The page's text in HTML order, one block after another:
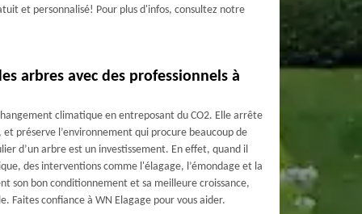
et personnalisé! Pour plus d'infos, consultez notre
arbres avec des professionnels à
climatique en entreposant du CO2. Elle arrête
préserve l’environnement qui procure beaucoup de
d’un arbre est un investissement. En effet, quand il
des interventions comme l'élagage, l’émondage et la
son bon conditionnement et sa meilleure croissance,
Faites confiance à WN Elagage pour vous aider.